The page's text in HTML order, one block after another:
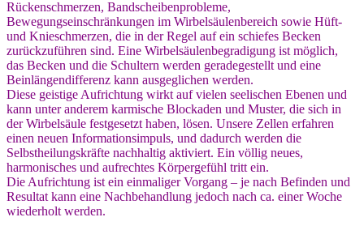
Rückenschmerzen, Bandscheibenprobleme,
Bewegungseinschränkungen im Wirbelsäulenbereich sowie Hüft-
und Knieschmerzen, die in der Regel auf ein schiefes Becken
zurückzuführen sind. Eine Wirbelsäulenbegradigung ist möglich,
das Becken und die Schultern werden geradegestellt und eine
Beinlängendifferenz kann ausgeglichen werden.
Diese geistige Aufrichtung wirkt auf vielen seelischen Ebenen und
kann unter anderem karmische Blockaden und Muster, die sich in
der Wirbelsäule festgesetzt haben, lösen. Unsere Zellen erfahren
einen neuen Informationsimpuls, und dadurch werden die
Selbstheilungskräfte nachhaltig aktiviert. Ein völlig neues,
harmonisches und aufrechtes Körpergefühl tritt ein.
Die Aufrichtung ist ein einmaliger Vorgang – je nach Befinden und
Resultat kann eine Nachbehandlung jedoch nach ca. einer Woche
wiederholt werden.